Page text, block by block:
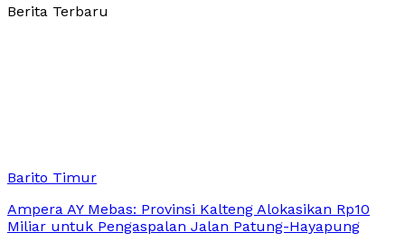
Berita Terbaru
Barito Timur
Ampera AY Mebas: Provinsi Kalteng Alokasikan Rp10
Miliar untuk Pengaspalan Jalan Patung-Hayapung